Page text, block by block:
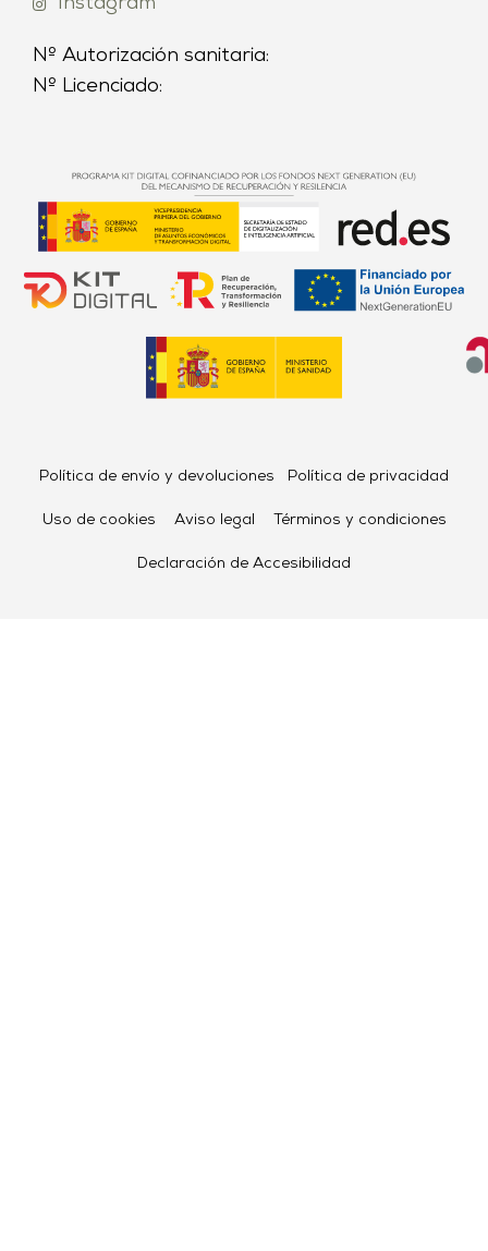
Nº Autorización sanitaria:
Nº Licenciado:
Política de envío y devoluciones Política de privacidad
Uso de cookies Aviso legal Términos y condiciones
Declaración de Accesibilidad